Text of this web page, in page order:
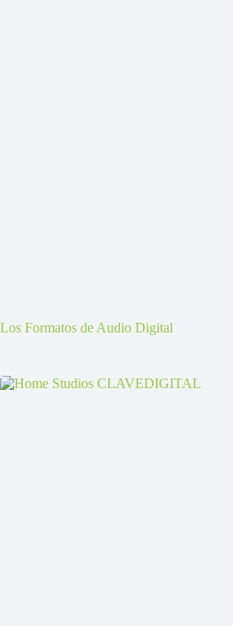
Los Formatos de Audio Digital